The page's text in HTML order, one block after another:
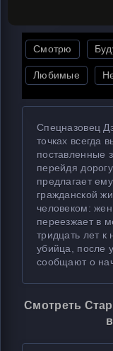
Смотрю
Любимые
Спецназовец
точках всегда
поставленные
перейдя
предлагает
гражданской
человеком:
переезжает в
тридцать лет
убийца, после
сообщают о
Смотреть